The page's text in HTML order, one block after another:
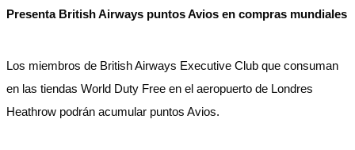
Presenta British Airways puntos Avios en compras mundiales
Los miembros de British Airways Executive Club que consuman
en las tiendas World Duty Free en el aeropuerto de Londres
Heathrow podrán acumular puntos Avios.